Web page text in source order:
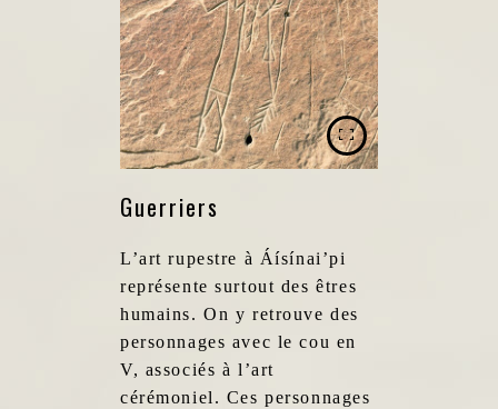
Guerriers
L’art rupestre à Áísínai’pi
représente surtout des êtres
humains. On y retrouve des
personnages avec le cou en
V, associés à l’art
cérémoniel. Ces personnages